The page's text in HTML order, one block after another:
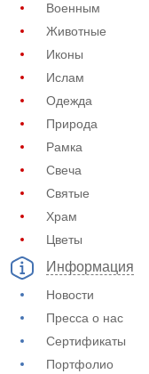
Военным
Животные
Иконы
Ислам
Одежда
Природа
Рамка
Свеча
Святые
Храм
Цветы
Информация
Новости
Пресса о нас
Сертификаты
Портфолио